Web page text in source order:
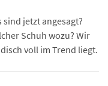
jetzt angesagt?
Schuh wozu? Wir
voll im Trend liegt.